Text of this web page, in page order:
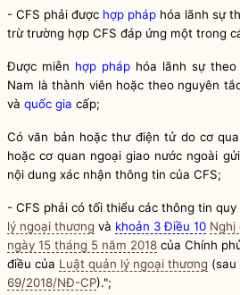
- CFS phải được hợp pháp hóa lãnh sự
trừ trường hợp CFS đáp ứng một trong
Được miễn hợp pháp hóa lãnh sự
Nam là thành viên hoặc theo nguyên
và quốc gia cấp;
Có văn bản hoặc thư điện tử do cơ
hoặc cơ quan ngoại giao nước ngoài
nội dung xác nhận thông tin của CFS;
- CFS phải có tối thiểu các thông tin
lý ngoại thương và khoản 3 Điều 10 Nghị
ngày 15 tháng 5 năm 2018 của Chính
điều của Luật quản lý ngoại thương (sau
69/2018/NĐ-CP).";